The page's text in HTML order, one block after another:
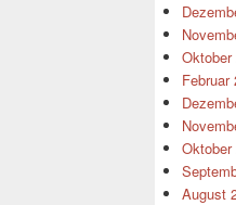
Oktober
Februar
Oktober
August